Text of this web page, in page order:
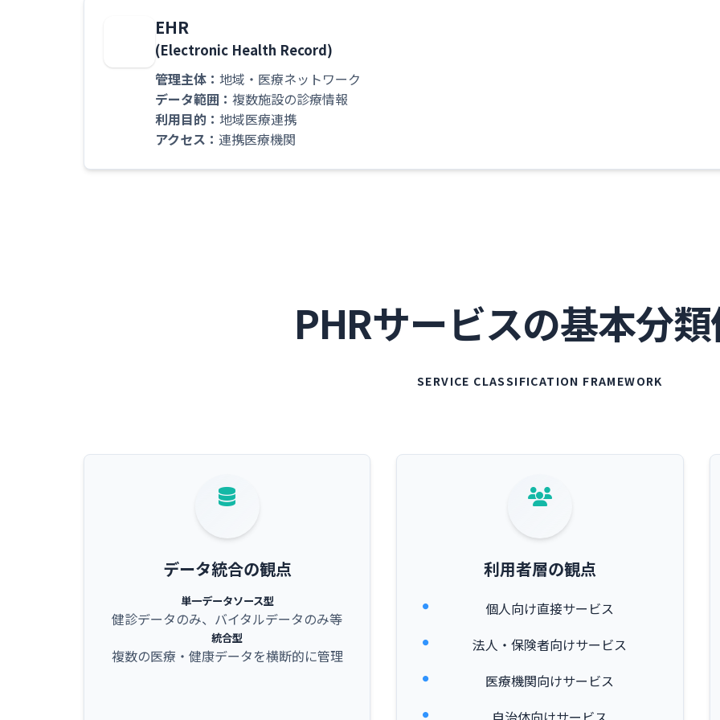
EHR
(Electronic Health Record)
管理主体： 地域・医療ネットワーク
データ範囲： 複数施設の診療情報
利用目的： 地域医療連携
アクセス： 連携医療機関
PHRサービスの基本分
SERVICE CLASSIFICATION FRAMEWORK
データ統合の観点
単一データソース型
健診データのみ、バイタルデータのみ等
統合型
複数の医療・健康データを横断的に管理
利用者層の観点
個人向け直接サービス
法人・保険者向けサービス
医療機関向けサービス